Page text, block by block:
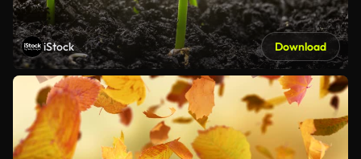
iStock Download